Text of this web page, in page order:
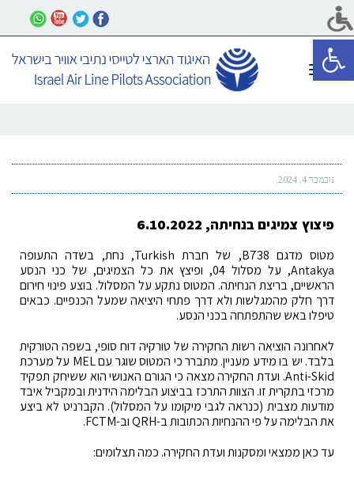
פתח סרגל נגישות
תפריט
נובמבר 4, 2024
פיצוץ צמיגים בנחיתה, 6.10.2022
מטוס מדגם B738, של חברת Turkish, נחת, בשדה התעופה
Antakya, על מסלול 04, ופיצץ את כל הצמיגים, של כני הנסע
הראשיים, בריצת הנחיתה. המטוס נתקע על המסלול. בוצע פינוי חירום
דרך חלק מהמגלשות ולא דרך פתחי היציאה שמעל הכנפיים. כבאים
טיפלו באש שהתפתחה בכני הנסע.
לאחרונה הוציאה רשות החקירה של טורקיה דוח סופי, בשפה הטורקית
בלבד. יש בו מידע מעניין. מתברר כי המטוס שוגר עם MEL על מערכת
Anti-Skid. ועדת החקירה מצאה כי הגורם האנושי הוא ששיחק תפקיד
מרכזי בתקרית זו. הצוות התרכז בביצוע הבלימה הידנית ובמקביל איבד
מודעות מצבית (כנראה לגבי מיקומו על המסלול). הקברניט לא ביצע
את הבלימה על פי ההנחיות הכתובות ב-QRH וב-FCTM.
עד כאן ממצאי ומסקנות ועדת החקירה. כמה תצלומים: